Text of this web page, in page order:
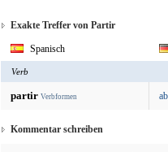
Exakte Treffer von Partir
Spanisch
Verb
partir Verbformen
Kommentar schreiben